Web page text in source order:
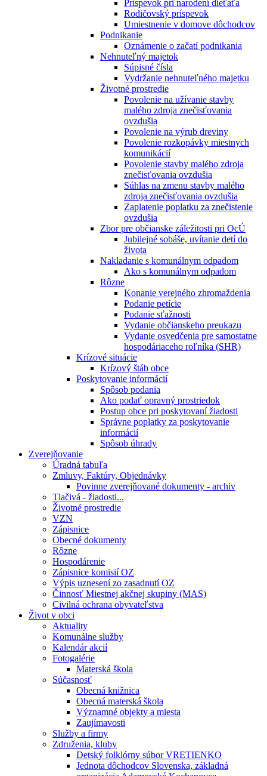
Príspevok pri narodení dieťaťa
Rodičovský príspevok
Umiestnenie v domove dôchodcov
Podnikanie
Oznámenie o začatí podnikania
Nehnuteľný majetok
Súpisné čísla
Vydržanie nehnuteľného majetku
Životné prostredie
Povolenie na užívanie stavby
malého zdroja znečisťovania
ovzdušia
Povolenie na výrub dreviny
Povolenie rozkopávky miestnych
komunikácií
Povolenie stavby malého zdroja
znečisťovania ovzdušia
Súhlas na zmenu stavby malého
zdroja znečisťovania ovzdušia
Zaplatenie poplatku za znečistenie
ovzdušia
Zbor pre občianske záležitosti pri OcÚ
Jubilejné sobáše, uvítanie detí do
života
Nakladanie s komunálnym odpadom
Ako s komunálnym odpadom
Rôzne
Konanie verejného zhromaždenia
Podanie petície
Podanie sťažnosti
Vydanie občianskeho preukazu
Vydanie osvedčenia pre samostatne
hospodáriaceho roľníka (SHR)
Krízové situácie
Krízový štáb obce
Poskytovanie informácií
Spôsob podania
Ako podať opravný prostriedok
Postup obce pri poskytovaní žiadosti
Správne poplatky za poskytovanie
informácií
Spôsob úhrady
Zverejňovanie
Úradná tabuľa
Zmluvy, Faktúry, Objednávky
Povinne zverejňované dokumenty - archiv
Tlačivá - žiadosti...
Životné prostredie
VZN
Zápisnice
Obecné dokumenty
Rôzne
Hospodárenie
Zápisnice komisií OZ
Výpis uznesení zo zasadnutí OZ
Činnosť Miestnej akčnej skupiny (MAS)
Civilná ochrana obyvateľstva
Život v obci
Aktuality
Komunálne služby
Kalendár akcií
Fotogalérie
Materská škola
Súčasnosť
Obecná knižnica
Obecná materská škola
Významné objekty a miesta
Zaujímavosti
Služby a firmy
Združenia, kluby
Detský folklórny súbor VRETIENKO
Jednota dôchodcov Slovenska, základná